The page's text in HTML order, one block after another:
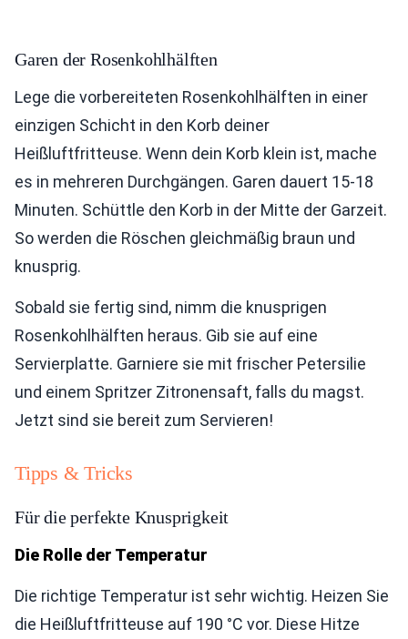
Garen der Rosenkohlhälften
Lege die vorbereiteten Rosenkohlhälften in einer
einzigen Schicht in den Korb deiner
Heißluftfritteuse. Wenn dein Korb klein ist, mache
es in mehreren Durchgängen. Garen dauert 15-18
Minuten. Schüttle den Korb in der Mitte der Garzeit.
So werden die Röschen gleichmäßig braun und
knusprig.
Sobald sie fertig sind, nimm die knusprigen
Rosenkohlhälften heraus. Gib sie auf eine
Servierplatte. Garniere sie mit frischer Petersilie
und einem Spritzer Zitronensaft, falls du magst.
Jetzt sind sie bereit zum Servieren!
Tipps & Tricks
Für die perfekte Knusprigkeit
Die Rolle der Temperatur
Die richtige Temperatur ist sehr wichtig. Heizen Sie
die Heißluftfritteuse auf 190 °C vor. Diese Hitze